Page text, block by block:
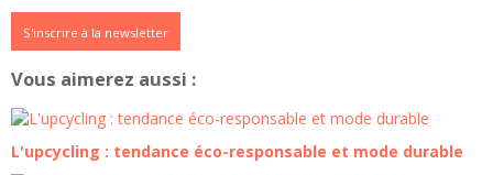
S'inscrire à la newsletter
Vous aimerez aussi :
L'upcycling : tendance éco-responsable et mode durable